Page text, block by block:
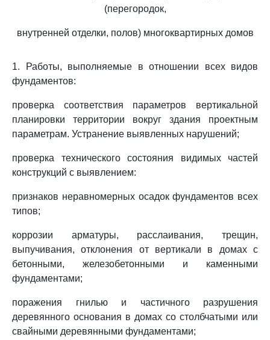
(перегородок,
внутренней отделки, полов) многоквартирных домов
1. Работы, выполняемые в отношении всех видов
фундаментов:
проверка соответствия параметров вертикальной
планировки территории вокруг здания проектным
параметрам. Устранение выявленных нарушений;
проверка технического состояния видимых частей
конструкций с выявлением:
признаков неравномерных осадок фундаментов всех
типов;
коррозии арматуры, расслаивания, трещин,
выпучивания, отклонения от вертикали в домах с
бетонными, железобетонными и каменными
фундаментами;
поражения гнилью и частичного разрушения
деревянного основания в домах со столбчатыми или
свайными деревянными фундаментами;